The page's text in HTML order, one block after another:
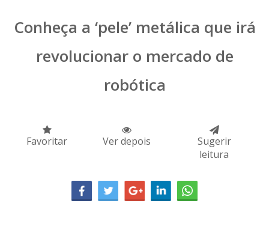
Conheça a ‘pele’ metálica que irá
revolucionar o mercado de
robótica
Favoritar Ver depois
Sugerir
leitura